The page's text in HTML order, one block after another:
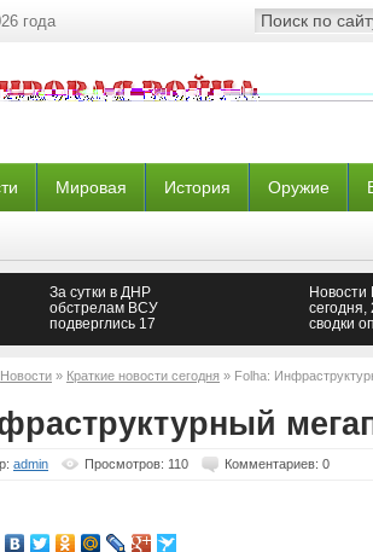
года
Мировая История Оружие
За сутки в ДНР
обстрелам ВСУ
подверглись 17
Новости
сегодня,
сводки
ДНР и
Новости » Краткие новости сегодня » Folha:
admin Просмотров: 110 Комментариев: 0